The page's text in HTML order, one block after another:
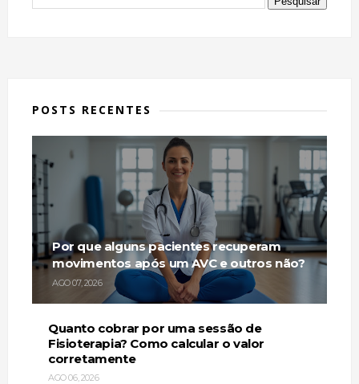
POSTS RECENTES
Por que alguns pacientes recuperam
movimentos após um AVC e outros não?
AGO 07, 2026
Quanto cobrar por uma sessão de
Fisioterapia? Como calcular o valor
corretamente
AGO 06, 2026